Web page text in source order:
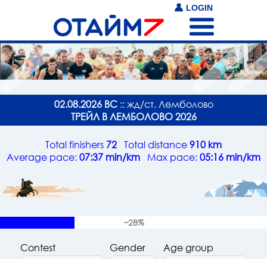
LOGIN
02.08.2026 ВС:: жд/ст. Лемболово
ТРЕЙЛ В ЛЕМБОЛОВО 2026
Total finishers 72 Total distance910 km
Average pace:07:37 min/km Max pace:05:16 min/km
~28%
Contest Gender Age group